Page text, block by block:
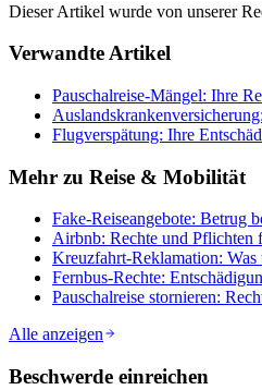
Dieser Artikel wurde von unserer
Verwandte Artikel
Pauschalreise-Mängel: Ihre
Flugverspätung: Ihre
Mehr zu Reise & Mobilität
Fake-Reiseangebote: Betrug
Airbnb: Rechte und Pflichten
Kreuzfahrt-Reklamation:
Fernbus-Rechte:
Pauschalreise stornieren:
Alle anzeigen
Beschwerde einreichen